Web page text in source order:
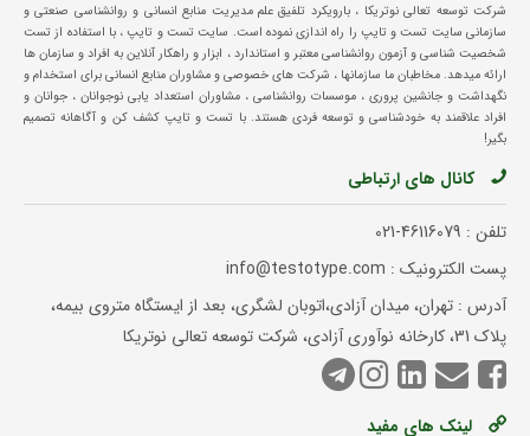
شرکت توسعه تعالی نوتریکا ، بارویکرد تلفیق علم مدیریت منابع انسانی و روانشناسی صنعتی و
سازمانی سایت تست و تایپ را راه اندازی نموده است. سایت تست و تایپ ، با استفاده از تست
شخصیت شناسی و آزمون روانشناسی معتبر و استاندارد ، ابزار و راهکار آنلاین به افراد و سازمان ها
ارائه میدهد. مخاطبان ما سازمانها ، شرکت های خصوصی و مشاوران منابع انسانی برای استخدام و
نگهداشت و جانشین پروری ، موسسات روانشناسی ، مشاوران استعداد یابی نوجوانان ، جوانان و
افراد علاقمند به خودشناسی و توسعه فردی هستند. با تست و تایپ کشف کن و آگاهانه تصمیم
بگیر!
کانال های ارتباطی
تلفن : 021-46116079
پست الکترونیک : info@testotype.com
آدرس : تهران، میدان آزادی،اتوبان لشگری، بعد از ایستگاه متروی بیمه،
پلاک 31، کارخانه نوآوری آزادی، شرکت توسعه تعالی نوتریکا
لینک های مفید